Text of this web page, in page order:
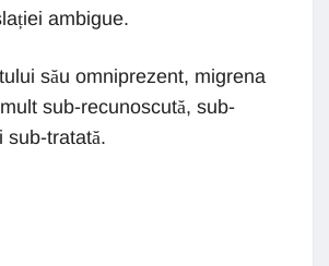
ambigue.
său omniprezent, migrena
sub-recunoscută, sub-
sub-tratată.